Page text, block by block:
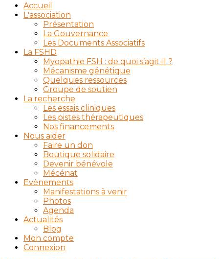
Accueil
L'association
Présentation
La Gouvernance
Les Documents Associatifs
La FSHD
Myopathie FSH : de quoi s’agit-il ?
Mécanisme génétique
Quelques ressources
Groupe de soutien
La recherche
Les essais cliniques
Les pistes thérapeutiques
Nos financements
Nous aider
Faire un don
Boutique solidaire
Devenir bénévole
Mécénat
Evènements
Manifestations à venir
Photos
Agenda
Actualités
Blog
Mon compte
Connexion